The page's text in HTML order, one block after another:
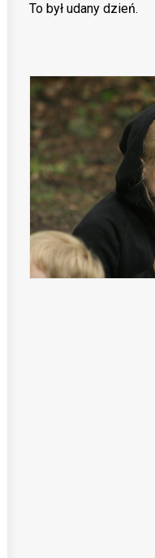
Szkoła Języka
TEL.:
To był udany dzień.